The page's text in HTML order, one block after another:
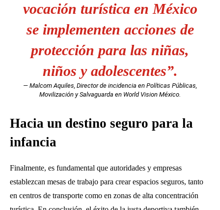
vocación turística en México
se implementen acciones de
protección para las niñas,
niños y adolescentes”.
— Malcom Aquiles, Director de incidencia en Políticas Públicas,
Movilización y Salvaguarda en World Vision México.
Hacia un destino seguro para la
infancia
Finalmente, es fundamental que autoridades y empresas
establezcan mesas de trabajo para crear espacios seguros, tanto
en centros de transporte como en zonas de alta concentración